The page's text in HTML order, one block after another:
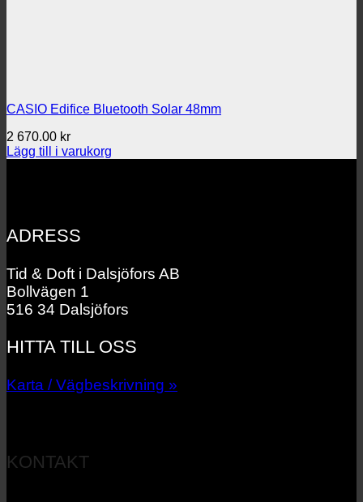
CASIO Edifice Bluetooth Solar 48mm
2 670.00 kr
Lägg till i varukorg
ADRESS
Tid & Doft i Dalsjöfors AB
Bollvägen 1
516 34 Dalsjöfors
HITTA TILL OSS
Karta / Vägbeskrivning »
KONTAKT